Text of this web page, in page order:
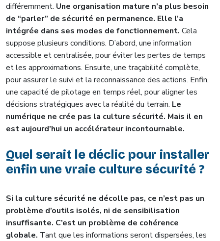
différemment. Une organisation mature n’a plus besoin
de “parler” de sécurité en permanence. Elle l’a
intégrée dans ses modes de fonctionnement. Cela
suppose plusieurs conditions. D’abord, une information
accessible et centralisée, pour éviter les pertes de temps
et les approximations. Ensuite, une traçabilité complète,
pour assurer le suivi et la reconnaissance des actions. Enfin,
une capacité de pilotage en temps réel, pour aligner les
décisions stratégiques avec la réalité du terrain. Le
numérique ne crée pas la culture sécurité. Mais il en
est aujourd’hui un accélérateur incontournable.
Quel serait le déclic pour installer
enfin une vraie culture sécurité ?
Si la culture sécurité ne décolle pas, ce n’est pas un
problème d’outils isolés, ni de sensibilisation
insuffisante. C’est un problème de cohérence
globale. Tant que les informations seront dispersées, les